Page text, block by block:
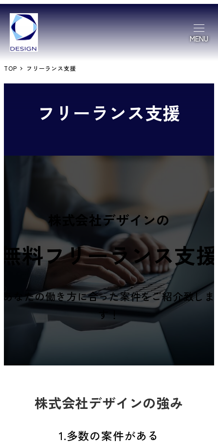
MENU
TOP フリーランス支援
フリーランス支援
株式会社デザインの
無料フリーランス支援
あなたの働き方に合った案件をご紹介致しま
す！
株式会社デザインの強み
1.多数の案件がある